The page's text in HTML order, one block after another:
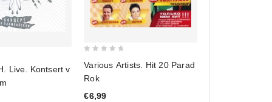
Live. Kontsert v
of
5
Various Artists. Hit 20 Parad
Rok
€6,99